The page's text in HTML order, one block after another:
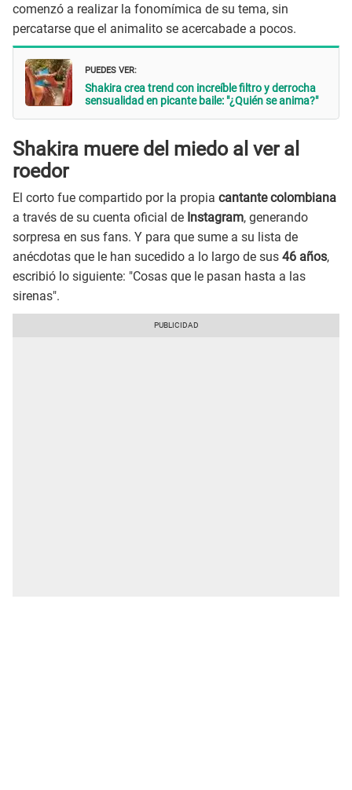
comenzó a realizar la fonomímica de su tema, sin
percatarse que el animalito se acercabade a pocos.
PUEDES VER:
Shakira crea trend con increíble filtro y derrocha
sensualidad en picante baile: "¿Quién se anima?"
Shakira muere del miedo al ver al
roedor
El corto fue compartido por la propia cantante colombiana
a través de su cuenta oficial de Instagram, generando
sorpresa en sus fans. Y para que sume a su lista de
anécdotas que le han sucedido a lo largo de sus 46 años,
escribió lo siguiente: "Cosas que le pasan hasta a las
sirenas".